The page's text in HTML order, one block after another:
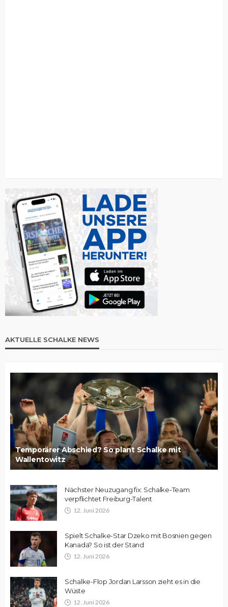
AKTUELLE SCHALKE NEWS
Temporärer Abschied? So plant Schalke mit
Wallentowitz
Nächster Neuzugang fix: Schalke-Team
verpflichtet Freiburg-Talent
12. Juni 2026
Spielt Schalke-Star Dzeko mit Bosnien gegen
Kanada? So ist der Stand
12. Juni 2026
Schalke-Flop Jordan Larsson zieht es in die
Wüste
12. Juni 2026